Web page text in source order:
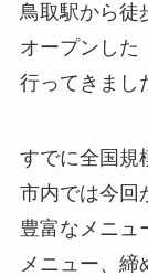
鳥取駅から徒
オープンした
行ってきまし
すでに全国規
市内では今回
豊富なメニュ
メニュー、締